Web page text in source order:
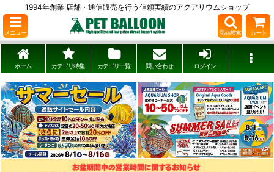
1994年創業 店舗・通信販売を行う信頼実績のアクアリウムショップ
メニュー 商品検索 カート
ホーム カテゴリ特集 カテゴリ一覧 問い合わせ ログイン